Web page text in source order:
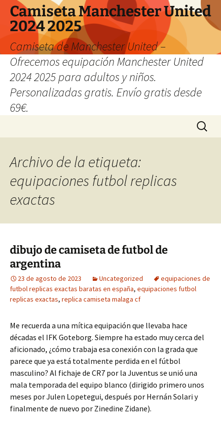
Camiseta Manchester United
2024 2025
Camiseta de Manchester United –
Ofrecemos equipación Manchester United
2024 2025 para adultos y niños.
Personalizadas gratis. Envío gratis desde
69€.
Buscar:
Archivo de la etiqueta:
equipaciones futbol replicas
exactas
dibujo de camiseta de futbol de
argentina
23 de agosto de 2023 Uncategorized
equipaciones de
futbol replicas exactas baratas en españa, equipaciones futbol
replicas exactas, replica camiseta malaga cf
Me recuerda a una mítica equipación que llevaba hace
décadas el IFK Goteborg. Siempre ha estado muy cerca del
aficionado, ¿cómo trabaja esa conexión con la grada que
parece que ya está totalmente perdida en el fútbol
masculino? Al fichaje de CR7 por la Juventus se unió una
mala temporada del equipo blanco (dirigido primero unos
meses por Julen Lopetegui, después por Hernán Solari y
finalmente de nuevo por Zinedine Zidane).